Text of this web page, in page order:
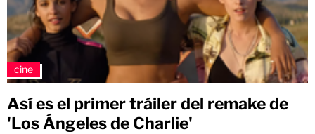
cine
Así es el primer tráiler del remake de
'Los Ángeles de Charlie'